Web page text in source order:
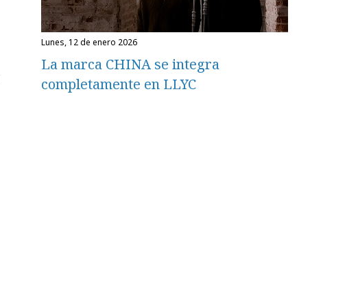
lunes, 12 de enero 2026
La marca CHINA se integra
completamente en LLYC